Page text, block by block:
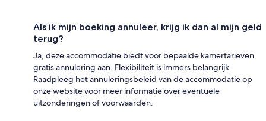
Als ik mijn boeking annuleer, krijg ik dan al mijn geld
terug?
Ja, deze accommodatie biedt voor bepaalde kamertarieven
gratis annulering aan. Flexibiliteit is immers belangrijk.
Raadpleeg het annuleringsbeleid van de accommodatie op
onze website voor meer informatie over eventuele
uitzonderingen of voorwaarden.